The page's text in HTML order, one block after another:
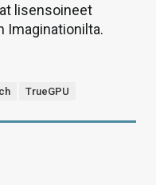
lisensoineet
Imaginationilta.
TrueGPU